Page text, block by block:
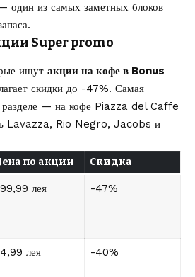
один из самых заметных блоков
Super promo
ищут акции на кофе в Bonus
скидки до -47%. Самая
разделе — на кофе Piazza del Caffe
Lavazza, Rio Negro, Jacobs и
по акции Скидка
лея -47%
лея -40%